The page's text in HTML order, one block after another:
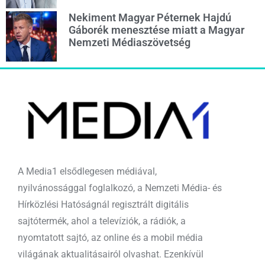
Nekiment Magyar Péternek Hajdú
Gáborék menesztése miatt a Magyar
Nemzeti Médiaszövetség
A Media1 elsődlegesen médiával,
nyilvánossággal foglalkozó, a Nemzeti Média- és
Hírközlési Hatóságnál regisztrált digitális
sajtótermék, ahol a televíziók, a rádiók, a
nyomtatott sajtó, az online és a mobil média
világának aktualitásairól olvashat. Ezenkívül